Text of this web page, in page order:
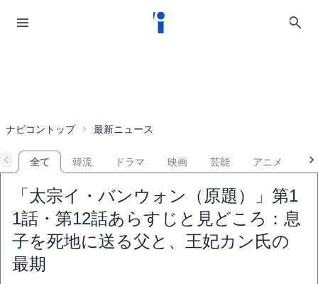
ナビコントップ 最新ニュース
全て 韓流 ドラマ 映画 芸能 アニメ
「太宗イ・バンウォン（原題）」第1
1話・第12話あらすじと見どころ：息
子を死地に送る父と、王妃カン氏の
最期